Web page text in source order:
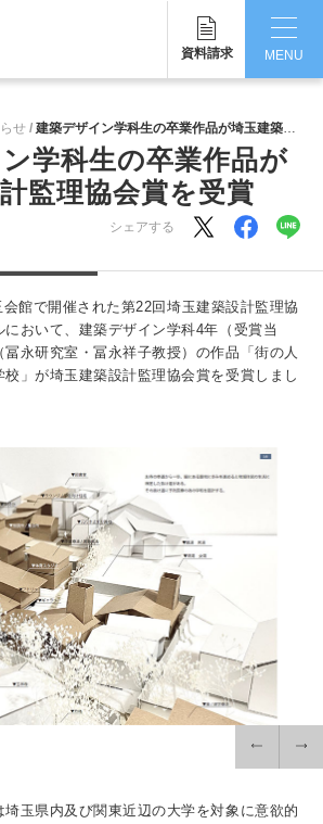
資料請求
MENU
在学生・保証人の方 卒業生の方
寄付・ご支援 アクセス
大学
せ 建築デザイン学科生の卒業作品が埼玉建築設計監理協会賞を受賞
学科生の卒業作品が
監理協会賞を受賞
シェアする
館で開催された第22回埼玉建築設計監理協
おいて、建築デザイン学科4年（受賞当
永研究室・冨永祥子教授）の作品「街の人
」が埼玉建築設計監理協会賞を受賞しまし
玉県内及び関東近辺の大学を対象に意欲的